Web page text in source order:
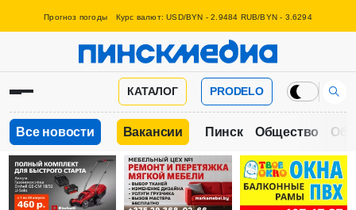
Прогноз погоды Курс валют: USD/BYN - 2.9484 RUB/BYN - 3.6294
КАТАЛОГ PRODELO
Все новости Вакансии Пинск Общество